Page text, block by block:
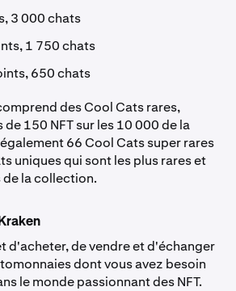
3 000 chats
1 750 chats
650 chats
des Cool Cats rares,
150 NFT sur les 10 000 de la
66 Cool Cats super rares
uniques qui sont les plus rares et
de la collection.
d'acheter, de vendre et d'échanger
dont vous avez besoin
le monde passionnant des NFT.